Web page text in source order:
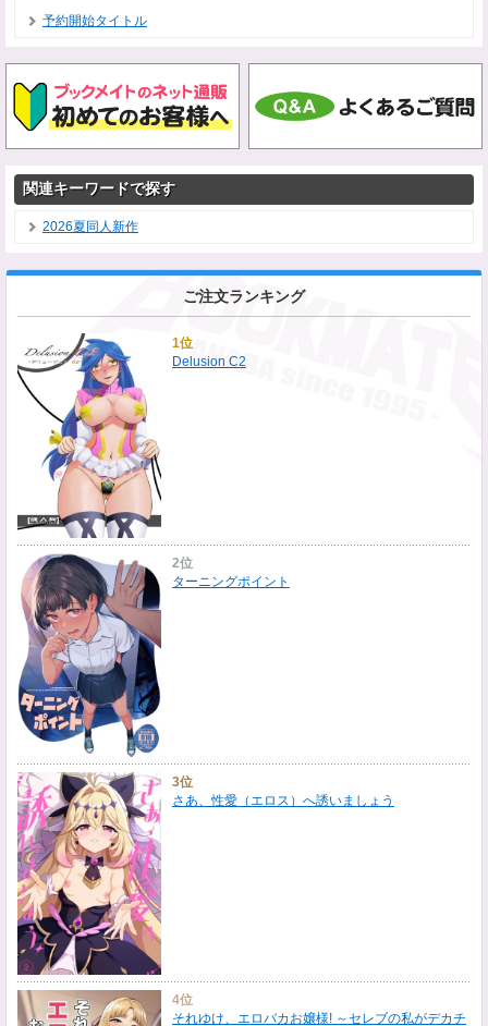
予約開始タイトル
関連キーワードで探す
2026夏同人新作
ご注文ランキング
1位
Delusion C2
2位
ターニングポイント
3位
さあ、性愛（エロス）へ誘いましょう
4位
それゆけ、エロバカお嬢様! ～セレブの私がデカチ